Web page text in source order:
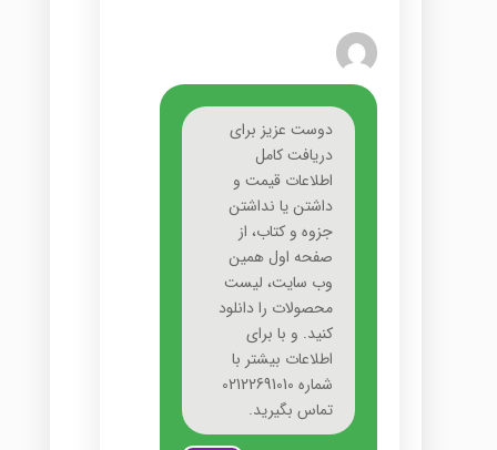
دوست عزیز برای
دریافت کامل
اطلاعات قیمت و
داشتن یا نداشتن
جزوه و کتاب، از
صفحه اول همین
وب سایت، لیست
محصولات را دانلود
کنید. و با برای
اطلاعات بیشتر با
شماره 02122691010
تماس بگیرید.